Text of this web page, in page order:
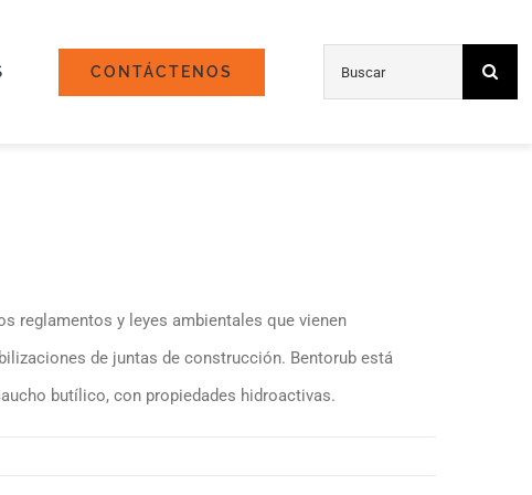
CONTÁCTENOS
de:
reglamentos y leyes ambientales que vienen
de juntas de construcción. Bentorub está
butílico, con propiedades hidroactivas.